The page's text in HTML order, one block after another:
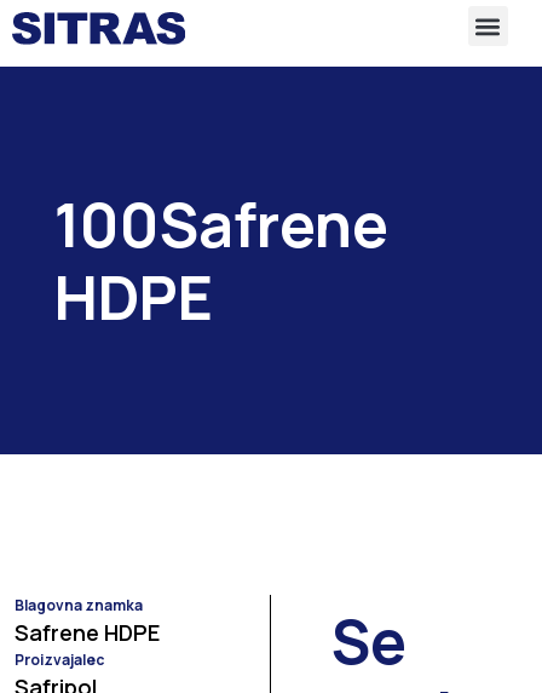
100Safrene
HDPE
Blagovna znamka
Safrene HDPE
Proizvajalec
Se